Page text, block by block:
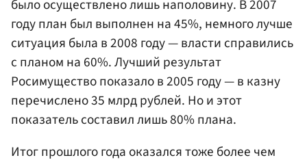
было осуществлено лишь наполовину. В 2007
году план был выполнен на 45%, немного лучше
ситуация была в 2008 году — власти справились
с планом на 60%. Лучший результат
Росимущество показало в 2005 году — в казну
перечислено 35 млрд рублей. Но и этот
показатель составил лишь 80% плана.
Итог прошлого года оказался тоже более чем